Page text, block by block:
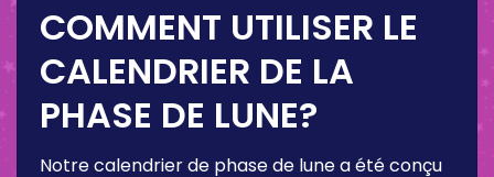
COMMENT UTILISER LE
CALENDRIER DE LA
PHASE DE LUNE?
Notre calendrier de phase de lune a été conçu